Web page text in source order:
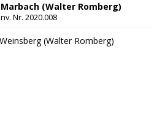
(Walter Romberg)
Nr. 2020.008